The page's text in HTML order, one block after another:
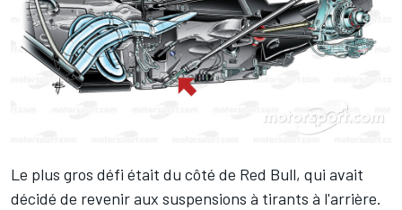
Le plus gros défi était du côté de Red Bull, qui avait
décidé de revenir aux suspensions à tirants à l'arrière.